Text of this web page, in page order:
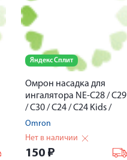
Яндекс Сплит
Омрон насадка для
ингалятора NE-C28 / C29
/ C30 / C24 / C24 Kids /
C20 / C900 через нос
Omron
Нет в наличии
150 ₽